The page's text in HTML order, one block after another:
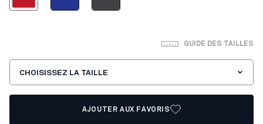
GUIDE DES TAILLES
CHOISISSEZ LA TAILLE
AJOUTER AUX FAVORIS